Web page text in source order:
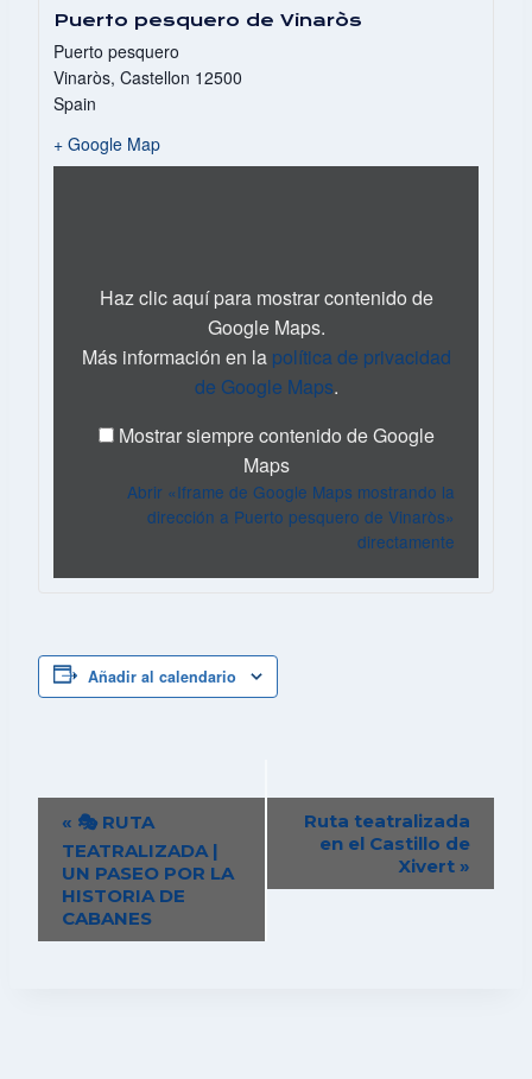
Puerto pesquero de Vinaròs
Puerto pesquero
Vinaròs, Castellon 12500
Spain
+ Google Map
mostrando
Vinaròs»
Haz clic aquí para mostrar contenido de
Google Maps.
Más información en la política de privacidad
de Google Maps.
Mostrar siempre contenido de Google
Maps
Abrir «Iframe de Google Maps mostrando la
dirección a Puerto pesquero de Vinaròs»
directamente
Añadir al calendario
Navegación
Evento
« 🎭 RUTA
TEATRALIZADA |
UN PASEO POR LA
HISTORIA DE
CABANES
Ruta teatralizada
en el Castillo de
Xivert »